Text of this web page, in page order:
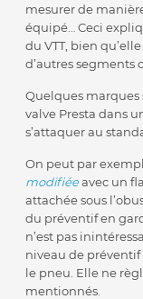
mesurer de
équipé… Ceci
du VTT, bien
d’autres segments
Quelques marques
valve Presta dans
s’attaquer au
On peut par
modifiéeavec un
attachée sous
du préventif en
n’est pas
niveau de préventif
le pneu. Elle ne
mentionnés.